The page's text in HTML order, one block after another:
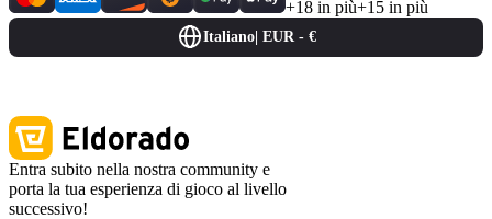
+18 in più+15 in più
Italiano| EUR - €
Entra subito nella nostra community e
porta la tua esperienza di gioco al livello
successivo!